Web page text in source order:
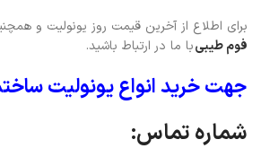
برای اطلاع از آخرین قیمت روز یونولیت و
فوم طیبیبا ما در ارتباط باشید.
جهت خرید انواع یونولیت
شماره تماس: